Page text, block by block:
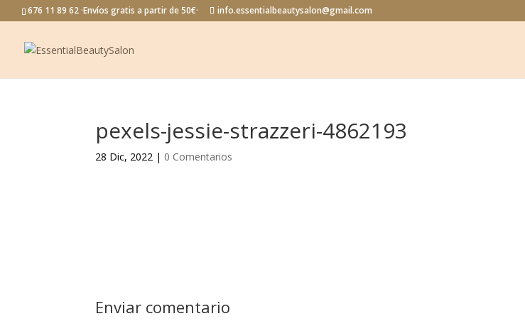
676 11 89 62 ·Envíos gratis a partir de 50€· info.essentialbeautysalon@gmail.com
pexels-jessie-strazzeri-4862193
28 Dic, 2022 | 0 Comentarios
Enviar comentario